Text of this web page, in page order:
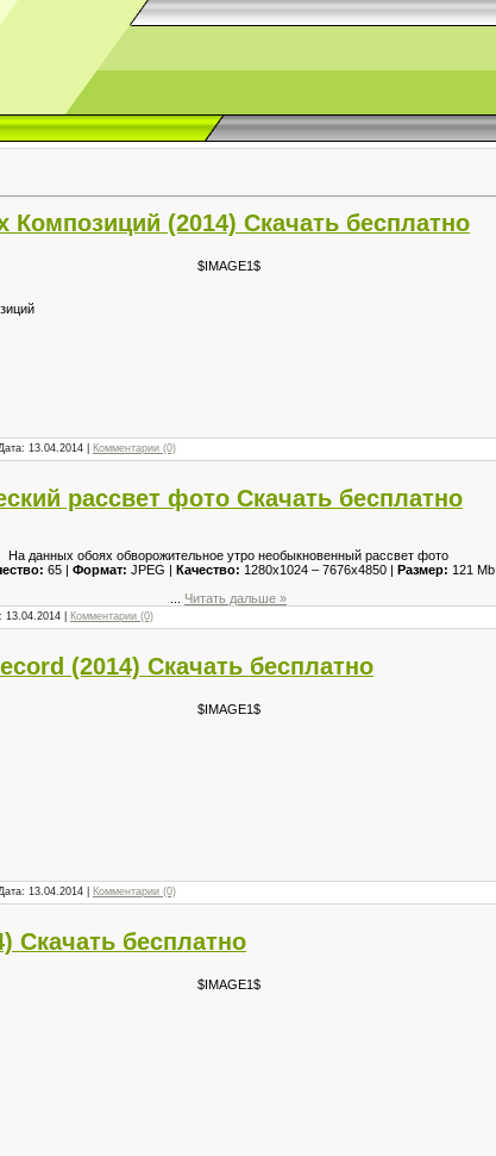
Композиций (2014) Скачать бесплатно
$IMAGE1$
13.04.2014 Комментарии (0)
рассвет фото Скачать бесплатно
На данных обоях обворожительное утро необыкновенный рассвет фото
65 | Формат: JPEG | Качество: 1280x1024 – 7676x4850 | Размер: 121 Mb
Читать дальше »
13.04.2014 Комментарии (0)
(2014) Скачать бесплатно
$IMAGE1$
13.04.2014 Комментарии (0)
Скачать бесплатно
$IMAGE1$